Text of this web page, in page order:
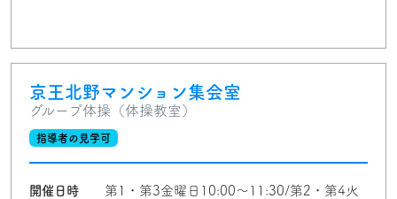
京王北野マンション集会室
グループ体操（体操教室）
指導者の見学可
開催日時
第1・第3金曜日10:00〜11:30/第2・第4火